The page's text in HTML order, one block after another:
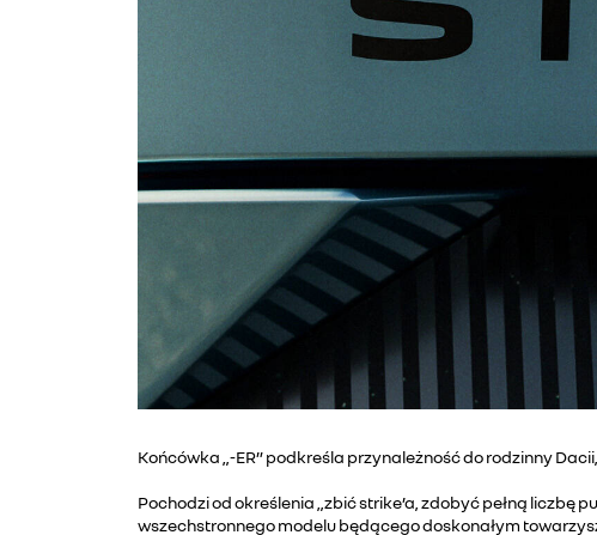
Końcówka „-ER” podkreśla przynależność do rodzinny
Pochodzi od określenia „zbić strike’a, zdobyć pełną
wszechstronnego modelu będącego doskonałym